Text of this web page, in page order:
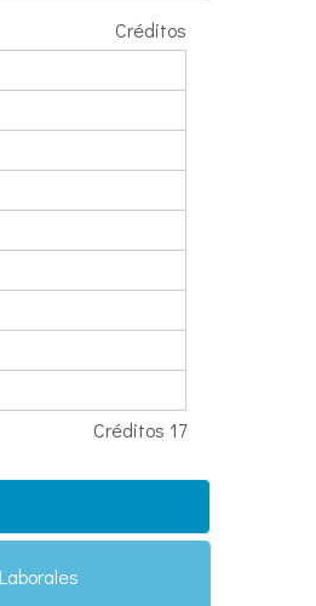
Créditos
Créditos 17